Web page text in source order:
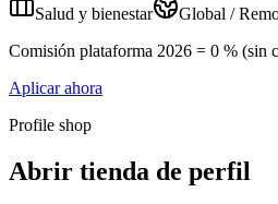
Salud y bienestar Global /
Comisión plataforma 2026 = 0 % (sin
Aplicar ahora
Profile shop
Abrir tienda de perfil